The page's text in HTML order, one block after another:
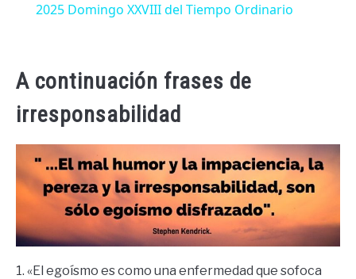
2025 Domingo XXVIII del Tiempo Ordinario
A continuación frases de
irresponsabilidad
1. «El egoísmo es como una enfermedad que sofoca